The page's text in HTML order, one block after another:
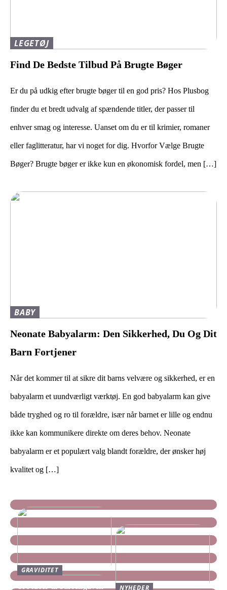
LEGETØJ
Find De Bedste Tilbud På Brugte Bøger
Er du på udkig efter brugte bøger til en god pris? Hos Plusbog
finder du et bredt udvalg af spændende titler, der passer til
enhver smag og interesse. Uanset om du er til krimier, romaner
eller faglitteratur, har vi noget for dig. Hvorfor Vælge Brugte
Bøger? Brugte bøger er ikke kun en økonomisk fordel, men […]
BABY
Neonate Babyalarm: Den Sikkerhed, Du Og Dit
Barn Fortjener
Når det kommer til at sikre dit barns velvære og sikkerhed, er en
babyalarm et uundværligt værktøj. En god babyalarm kan give
både tryghed og ro til forældre, især når barnet er lille og endnu
ikke kan kommunikere direkte om deres behov. Neonate
babyalarm er et populært valg blandt forældre, der ønsker høj
kvalitet og […]
GRAVIDITET
NYHEDER